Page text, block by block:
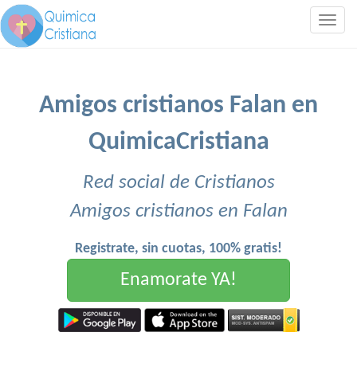
Amigos cristianos Falan en
QuimicaCristiana
Red social de Cristianos
Amigos cristianos en Falan
Registrate, sin cuotas, 100% gratis!
Enamorate YA!